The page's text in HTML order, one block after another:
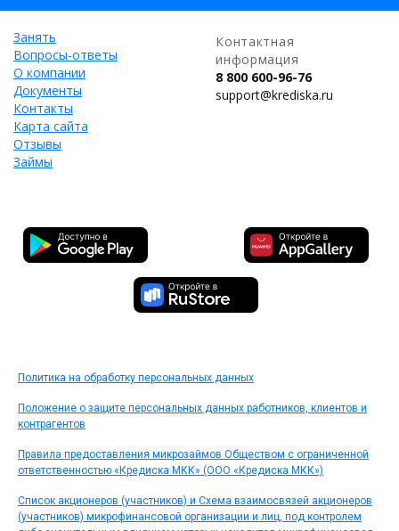
Занять
Вопросы-ответы
О компании
Документы
Контакты
Карта сайта
Отзывы
Займы
Контактная
информация
8 800 600-96-76
support@krediska.ru
Политика на обработку персональных данных
Положение о защите персональных данных работников, клиентов и
контрагентов
Правила предоставления микрозаймов Обществом с ограниченной
ответственностью «Кредиска МКК» (ООО «Кредиска МКК»)
Список акционеров (участников) и Схема взаимосвязей акционеров
(участников) микрофинансовой организации и лиц, под контролем